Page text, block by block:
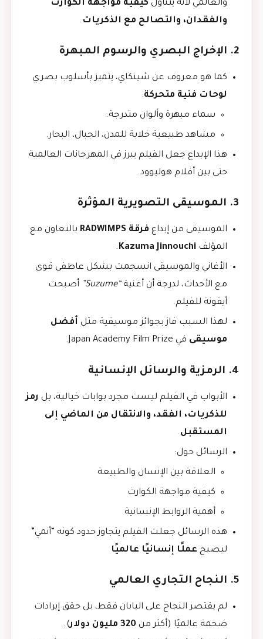
والعالمي لأنه يتناول كيفية مواجهة الكوارث
والفقدان، والتصالح مع الذكريات .
2. الإخراج البصري والرسوم المبهرة
كما هو معروف عن شينكاي، يتميز بأسلوب بصري
لوحات فنية متحركة:
سماء مبهرة وألوان متدرجة.
مشاهد طبيعية خلابة للمدن، الجبال، البحار.
هذا الإبداع جعل الفيلم يبرز في المهرجانات العالمية
حتى بين أفلام هوليوود.
3. الموسيقى التصويرية المؤثرة
الموسيقى من إبداع فرقة RADWIMPS
بالتعاون مع
المؤلف Kazuma Jinnouchi
.
الأغاني والموسيقى انسجمت بشكل عاطفي قوي
مع الأحداث، لدرجة أن أغنية“Suzume”
أصبحت
أيقونة للفيلم.
لهذا السبب فاز بجوائز موسيقية مثل أفضل
موسيقى في Japan Academy Film Prize.
4. الرمزية والرسائل الإنسانية
الأبواب في الفيلم ليست مجرد بوابات خيالية، بل رمز
للذكريات، الفقد، والانتقال من الماضي إلى
المستقبل.
الرسائل حول:
العلاقة بين الإنسان والطبيعة
كيفية مواجهة الكوارث
أهمية الروابط الإنسانية
هذه الرسائل جعلت الفيلم يتجاوز حدود كونه “أنمي”
ليصبح عملًا إنسانيًا عالميًا
5. النجاح التجاري العالمي
لم يقتصر النجاح على اليابان فقط، بل حقق إيرادات
ضخمة عالميًا (أكثر من 320 مليون دولار
).